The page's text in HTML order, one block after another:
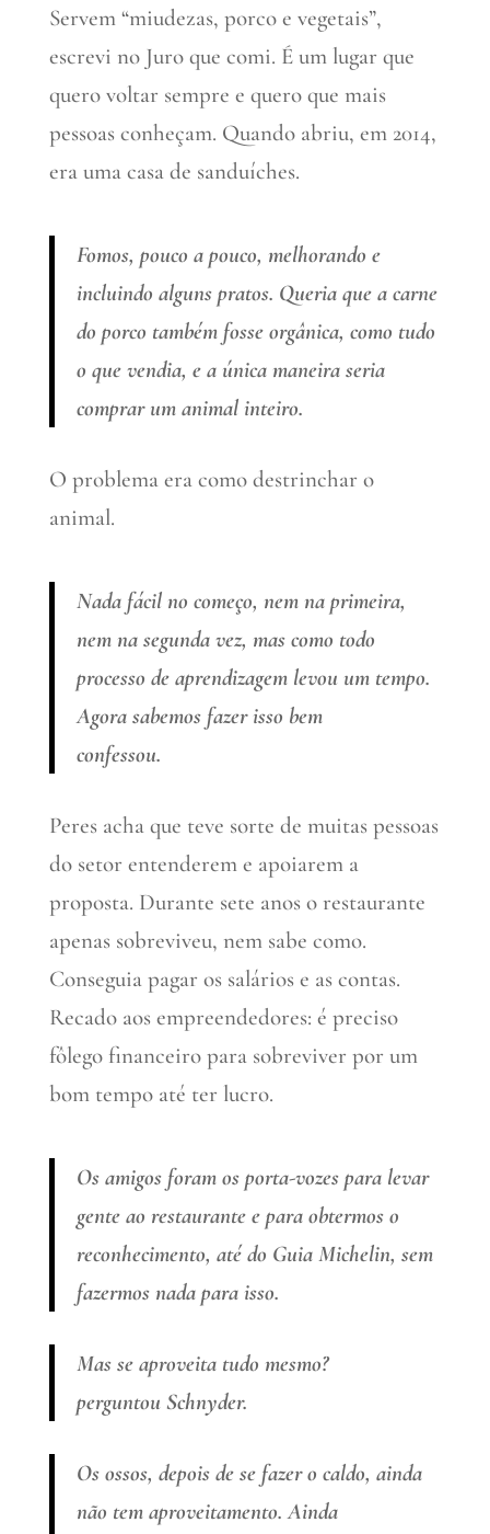
Servem “miudezas, porco e vegetais”,
escrevi no Juro que comi. É um lugar que
quero voltar sempre e quero que mais
pessoas conheçam. Quando abriu, em 2014,
era uma casa de sanduíches.
Fomos, pouco a pouco, melhorando e
incluindo alguns pratos. Queria que a carne
do porco também fosse orgânica, como tudo
o que vendia, e a única maneira seria
comprar um animal inteiro.
O problema era como destrinchar o
animal.
Nada fácil no começo, nem na primeira,
nem na segunda vez, mas como todo
processo de aprendizagem levou um tempo.
Agora sabemos fazer isso bem
confessou.
Peres acha que teve sorte de muitas pessoas
do setor entenderem e apoiarem a
proposta. Durante sete anos o restaurante
apenas sobreviveu, nem sabe como.
Conseguia pagar os salários e as contas.
Recado aos empreendedores: é preciso
fôlego financeiro para sobreviver por um
bom tempo até ter lucro.
Os amigos foram os porta-vozes para levar
gente ao restaurante e para obtermos o
reconhecimento, até do Guia Michelin, sem
fazermos nada para isso.
Mas se aproveita tudo mesmo?
perguntou Schnyder.
Os ossos, depois de se fazer o caldo, ainda
não tem aproveitamento. Ainda